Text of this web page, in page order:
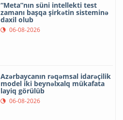
“Meta”nın süni intellekti test
zamanı başqa şirkətin sisteminə
daxil olub
06-08-2026
Azərbaycanın rəqəmsal idarəçilik
model iki beynəlxalq mükafata
layiq görülüb
06-08-2026